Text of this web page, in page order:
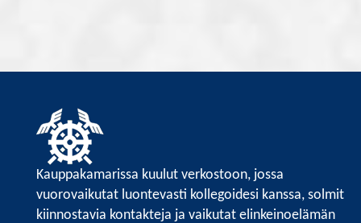
Kauppakamarissa kuulut verkostoon, jossa
vuorovaikutat luontevasti kollegoidesi kanssa, solmit
kiinnostavia kontakteja ja vaikutat elinkeinoelämän